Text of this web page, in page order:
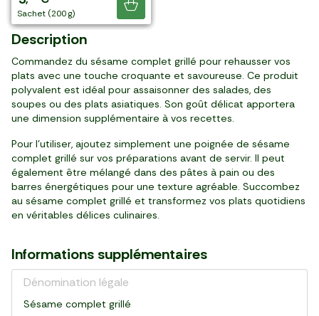
sachet (250 g)
pot (94 g)
pot (94 g)
sachet (500 g)
sachet (500 g)
sachet (250 g)
sachet (200 g)
Je découvre
Description
Commandez du sésame complet grillé pour rehausser vos
plats avec une touche croquante et savoureuse. Ce produit
polyvalent est idéal pour assaisonner des salades, des
soupes ou des plats asiatiques. Son goût délicat apportera
une dimension supplémentaire à vos recettes.
Pour l'utiliser, ajoutez simplement une poignée de sésame
complet grillé sur vos préparations avant de servir. Il peut
également être mélangé dans des pâtes à pain ou des
barres énergétiques pour une texture agréable. Succombez
au sésame complet grillé et transformez vos plats quotidiens
en véritables délices culinaires.
Informations supplémentaires
Dénomination légale
Sésame complet grillé